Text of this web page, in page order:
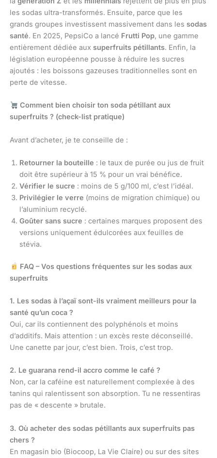
les sodas ultra-transformés. Ensuite, parce que les
grands groupes investissent massivement dans les sodas
santé. En 2025, PepsiCo a lancé Frutti Pop, une gamme
entièrement dédiée aux superfruits pétillants. Enfin, la
législation européenne pousse à réduire les sucres
ajoutés : les boissons gazeuses traditionnelles sont en
perte de vitesse.
Comment bien choisir ton soda pétillant aux
superfruits ? (check-list pratique)
Avant d’acheter, je te conseille de :
Retourner la bouteille : le taux de purée ou jus de fruit
doit être supérieur à 15 % pour un vrai bénéfice.
Vérifier le sucre : moins de 5 g/100 ml, c’est l’idéal.
Privilégier le verre (moins de migration chimique) ou
l’aluminium recyclé.
Goûter sans sucre : certaines marques proposent des
versions uniquement édulcorées aux feuilles de
stévia.
FAQ – Vos questions fréquentes sur les sodas aux
superfruits
1. Les sodas à l’açaï sont-ils vraiment meilleurs pour la
santé qu’un coca ?
Oui, car ils contiennent des polyphénols et moins
d’additifs. Mais attention : un excès reste déconseillé.
Une canette par jour, c’est bien. Trois, c’est trop.
2. Le guarana rend-il accro comme le café ?
Non, car la caféine est naturellement complexée à des
tanins qui ralentissent son absorption. Tu ne ressentiras
pas de « descente » brutale.
3. Où acheter des sodas pétillants aux superfruits pas
chers ?
En magasin bio (Biocoop, La Vie Claire) ou sur des sites